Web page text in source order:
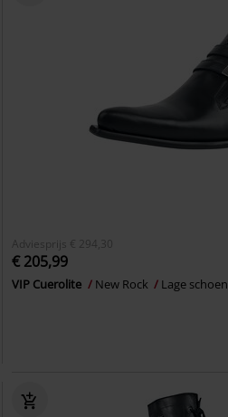
Adviesprijs € 294,30
€ 205,99
VIP Cuerolite New Rock Lage schoen